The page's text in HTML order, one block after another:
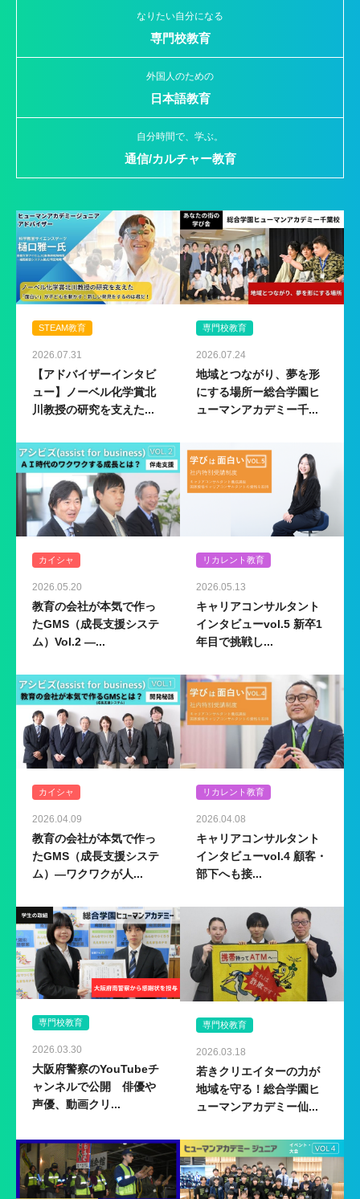
STEAM教育
2026.07.31
【アドバイザーインタビ
ュー】ノーベル化学賞北
川教授の研究を支えた...
専門校教育
2026.07.24
地域とつながり、夢を形
にする場所ー総合学園ヒ
ューマンアカデミー千...
カイシャ
2026.05.20
教育の会社が本気で作っ
たGMS（成長支援システ
ム）Vol.2 ―...
リカレント教育
2026.05.13
キャリアコンサルタント
インタビューvol.5 新卒1
年目で挑戦し...
カイシャ
2026.04.09
教育の会社が本気で作っ
たGMS（成長支援システ
ム）―ワクワクが人...
リカレント教育
2026.04.08
キャリアコンサルタント
インタビューvol.4 顧客・
部下へも接...
専門校教育
2026.03.30
大阪府警察のYouTubeチ
ャンネルで公開 俳優や
声優、動画クリ...
専門校教育
2026.03.18
若きクリエイターの力が
地域を守る！総合学園ヒ
ューマンアカデミー仙...
なりたい自分になる
専門校教育
外国人のための
日本語教育
自分時間で、学ぶ。
通信/カルチャー教育